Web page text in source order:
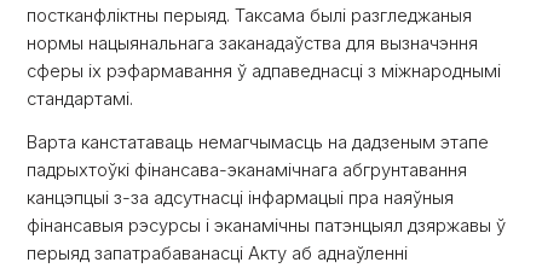
постканфліктны перыяд. Таксама былі разгледжаныя
нормы нацыянальнага заканадаўства для вызначэння
сферы іх рэфармавання ў адпаведнасці з міжнароднымі
стандартамі.
Варта канстатаваць немагчымасць на дадзеным этапе
падрыхтоўкі фінансава-эканамічнага абгрунтавання
канцэпцыі з-за адсутнасці інфармацыі пра наяўныя
фінансавыя рэсурсы і эканамічны патэнцыял дзяржавы ў
перыяд запатрабаванасці Акту аб аднаўленні